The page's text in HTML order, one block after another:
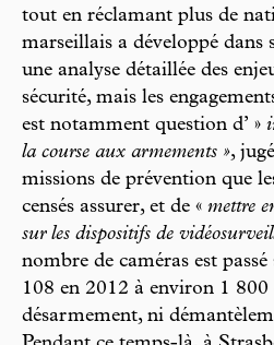
tout en réclamant plus de
marseillais a développé dans
une analyse détaillée des
sécurité, mais les
est notamment question d’ »
la course aux armements »,
missions de prévention que
censés assurer, et de « mettre
sur les dispositifs de
nombre de caméras est
108 en 2012 à environ 1
désarmement, ni